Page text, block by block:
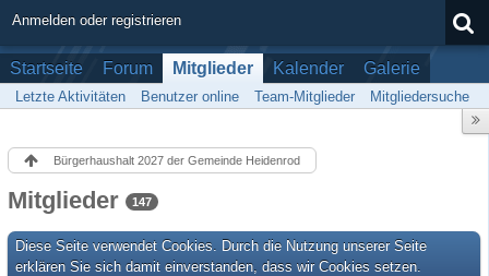
Anmelden oder registrieren
Startseite Forum Mitglieder Kalender Galerie
Letzte Aktivitäten Benutzer online Team-Mitglieder Mitgliedersuche
Bürgerhaushalt 2027 der Gemeinde Heidenrod
Mitglieder 147
Diese Seite verwendet Cookies. Durch die Nutzung unserer Seite
erklären Sie sich damit einverstanden, dass wir Cookies setzen.